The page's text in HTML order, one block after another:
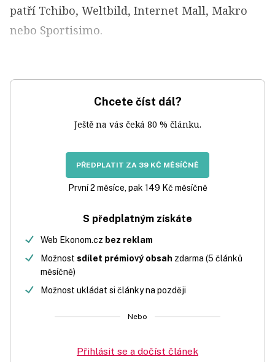
patří Tchibo, Weltbild, Internet Mall, Makro
nebo Sportisimo.
Chcete číst dál?
Ještě na vás čeká 80 % článku.
PŘEDPLATIT ZA 39 KČ MĚSÍČNĚ
První 2 měsíce, pak 149 Kč měsíčně
S předplatným získáte
Web Ekonom.cz bez reklam
Možnost sdílet prémiový obsah zdarma (5 článků
měsíčně)
Možnost ukládat si články na později
Nebo
Přihlásit se a dočíst článek